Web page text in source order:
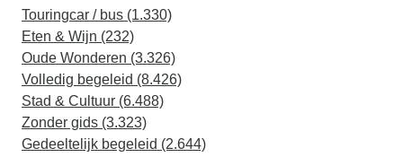
Touringcar / bus (1.330)
Eten & Wijn (232)
Oude Wonderen (3.326)
Volledig begeleid (8.426)
Stad & Cultuur (6.488)
Zonder gids (3.323)
Gedeeltelijk begeleid (2.644)